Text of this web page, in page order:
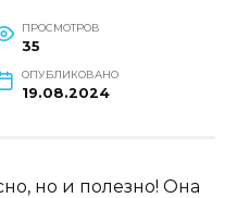
ПРОСМОТРОВ
35
ОПУБЛИКОВАНО
19.08.2024
но и полезно! Она